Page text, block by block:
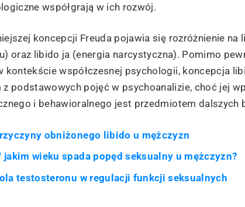
współgrają w ich rozwój.
koncepcji Freuda pojawia się rozróżnienie
oraz libido ja (energia narcystyczna). Pomimo
kontekście współczesnej psychologii, koncepcja
z podstawowych pojęć w psychoanalizie, choć jej
i behawioralnego jest przedmiotem dalszych
obniżonego libido u mężczyzn
jakim wieku spada popęd seksualny u mężczyzn?
testosteronu w regulacji funkcji seksualnych